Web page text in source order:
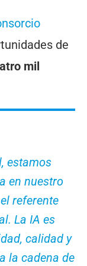
de
mil
estamos
en nuestro
referente
La IA es
calidad y
la cadena de